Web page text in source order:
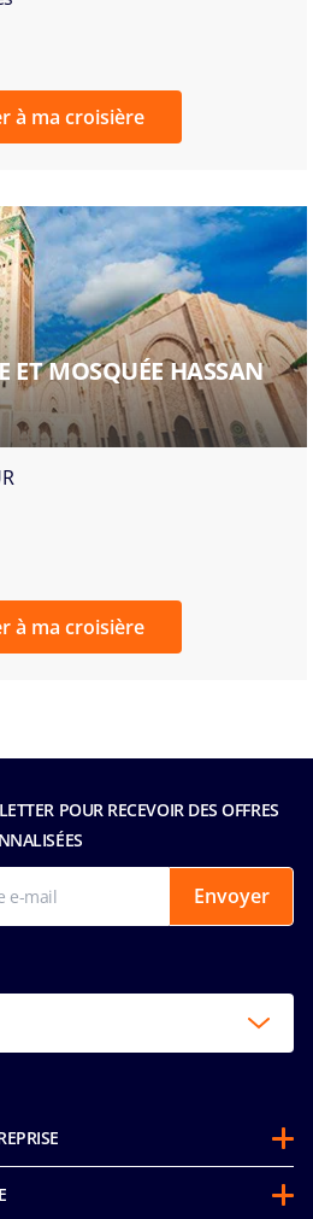
à ma croisière
ET MOSQUÉE HASSAN
à ma croisière
POUR RECEVOIR DES OFFRES
Envoyer